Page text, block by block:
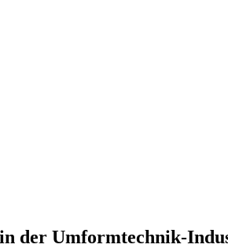
der Umformtechnik-